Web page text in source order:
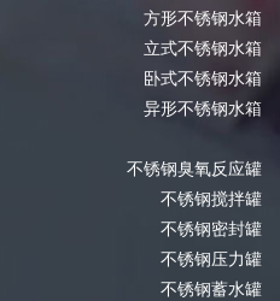
方形不锈钢水箱
立式不锈钢水箱
卧式不锈钢水箱
异形不锈钢水箱
不锈钢臭氧反应罐
不锈钢搅拌罐
不锈钢密封罐
不锈钢压力罐
不锈钢蓄水罐